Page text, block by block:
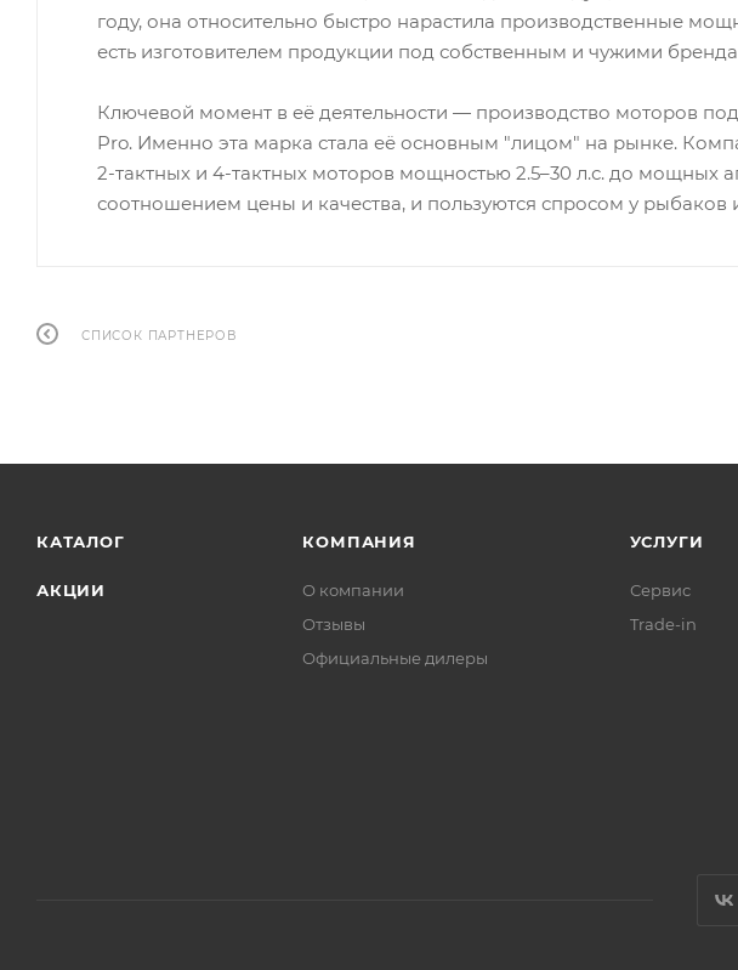
году, она относительно быстро нарастила производственные
есть изготовителем продукции под собственным и чужими
Ключевой момент в её деятельности — производство моторов
Pro. Именно эта марка стала её основным "лицом" на рынке.
2-тактных и 4-тактных моторов мощностью 2.5–30 л.с. до
соотношением цены и качества, и пользуются спросом у рыбаков
СПИСОК ПАРТНЕРОВ
КАТАЛОГ
АКЦИИ
КОМПАНИЯ
О компании
Отзывы
Официальные дилеры
УСЛУГИ
Сервис
Trade-in